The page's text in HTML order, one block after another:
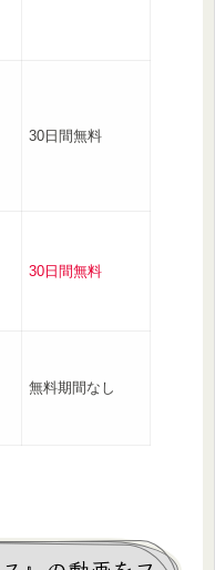
30日間無料
30日間無料
無料期間なし